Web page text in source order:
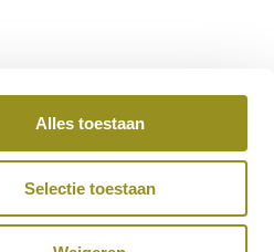
Alles toestaan
Selectie toestaan